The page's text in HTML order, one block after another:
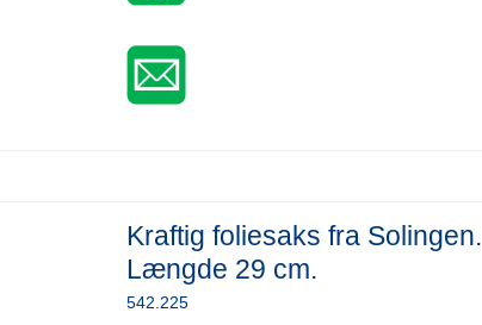
Kraftig foliesaks fra Solingen.
Længde 29 cm.
542.225